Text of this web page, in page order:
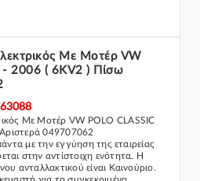
Με Μοτέρ VW
- 2006 ( 6KV2 ) Πίσω
Με Μοτέρ VW POLO CLASSIC
049707062
με την εγγύηση της εταιρείας
στην αντίστοιχη ενότητα. Η
ανταλλακτικού είναι Καινούριο.